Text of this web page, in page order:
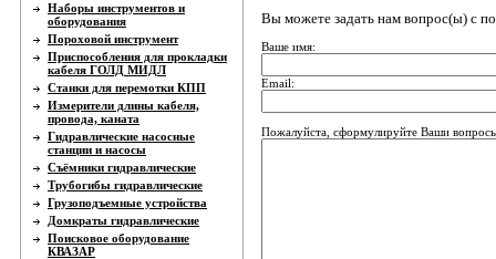
Наборы инструментов и
оборудования
Пороховой инструмент
Приспособления для прокладки
кабеля ГОЛД МИДЛ
Станки для перемотки КПП
Измерители длины кабеля,
провода, каната
Гидравлические насосные
станции и насосы
Съёмники гидравлические
Трубогибы гидравлические
Грузоподъемные устройства
Домкраты гидравлические
Поисковое оборудование
КВАЗАР
Вы можете задать нам вопрос(ы) с
Ваше имя:
Email:
Пожалуйста, сформулируйте Ваши